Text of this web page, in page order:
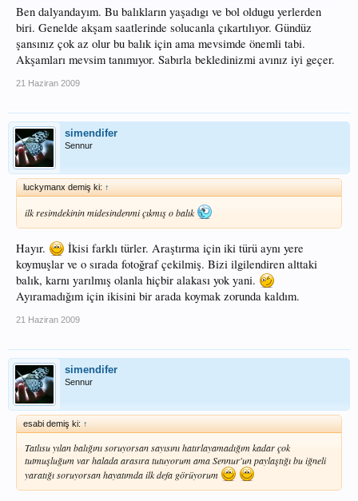
Ben dalyandayım. Bu balıkların yaşadıgı ve bol oldugu yerlerden
biri. Genelde akşam saatlerinde solucanla çıkartılıyor. Gündüz
şansınız çok az olur bu balık için ama mevsimde önemli tabi.
Akşamları mevsim tanımıyor. Sabırla bekledinizmi avınız iyi geçer.
21 Haziran 2009
simendifer
Sennur
luckymanx demiş ki: ↑
ilk resimdekinin midesindenmi çıkmış o balık
Hayır.
İkisi farklı türler. Araştırma için iki türü aynı yere
koymuşlar ve o sırada fotoğraf çekilmiş. Bizi ilgilendiren alttaki
balık, karnı yarılmış olanla hiçbir alakası yok yani.
Ayıramadığım için ikisini bir arada koymak zorunda kaldım.
21 Haziran 2009
simendifer
Sennur
esabi demiş ki: ↑
Tatlısu yılan balığını soruyorsan sayısını hatırlayamadığım kadar çok
tutmuşluğum var halada arasıra tutuyorum ama Sennur'un paylaştığı bu iğneli
yaratığı soruyorsan hayatımda ilk defa görüyorum